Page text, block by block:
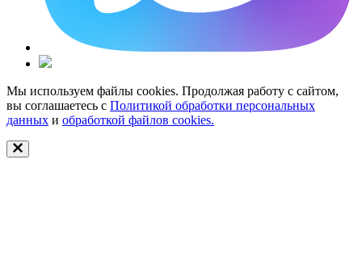
Мы используем файлы cookies. Продолжая работу с сайтом,
вы соглашаетесь с Политикой обработки персональных
данных и обработкой файлов cookies.